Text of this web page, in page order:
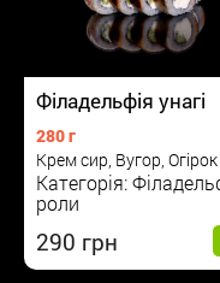
Філадельфія унагі
280 г
Крем сир, Вугор, Огірок
Категорія:
роли
290